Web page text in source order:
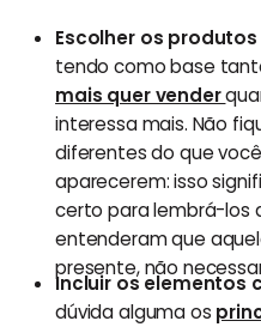
Escolher os
tendo como base
mais quer vender
interessa mais. Não
diferentes do que
aparecerem: isso
certo para lembrá-los
entenderam que
presente, não
Incluir os elementos
dúvida alguma os